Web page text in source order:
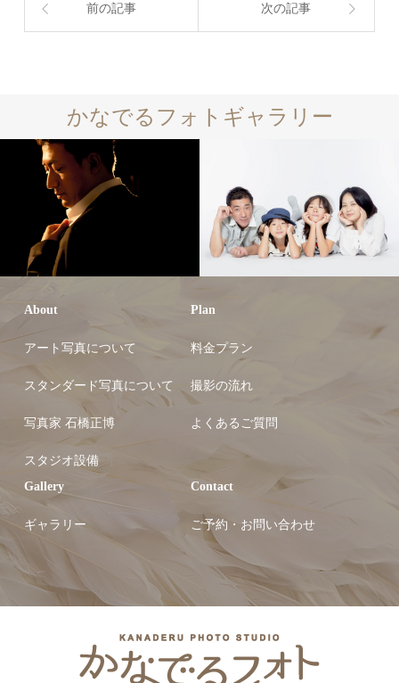
前の記事 次の記事
かなでるフォトギャラリー
About
アート写真について
スタンダード写真について
写真家 石橋正博
スタジオ設備
Plan
料金プラン
撮影の流れ
よくあるご質問
Gallery
ギャラリー
Contact
ご予約・お問い合わせ